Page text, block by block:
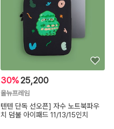
30% 25,200
올뉴프레임
텐텐 단독 선오픈] 자수 노트북파우
치 덤불 아이패드 11/13/15인치